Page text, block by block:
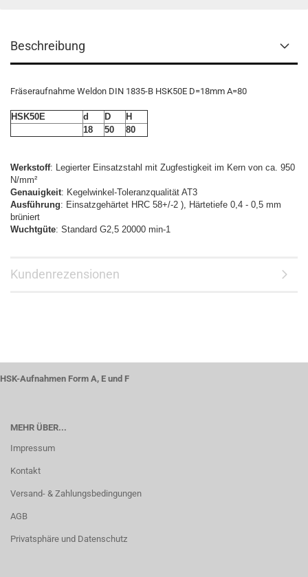
Beschreibung
Fräseraufnahme Weldon DIN 1835-B HSK50E D=18mm A=80
HSK50E d D
H
18
50 80
Werkstoff: Legierter Einsatzstahl mit Zugfestigkeit im Kern von ca. 950
N/mm²
Genauigkeit: Kegelwinkel-Toleranzqualität AT3
Ausführung: Einsatzgehärtet HRC 58+/-2 ), Härtetiefe 0,4 - 0,5 mm
brüniert
Wuchtgüte: Standard G2,5 20000 min-1
Kundenrezensionen
HSK-Aufnahmen Form A, E und F
MEHR ÜBER...
Impressum
Kontakt
Versand- & Zahlungsbedingungen
AGB
Privatsphäre und Datenschutz